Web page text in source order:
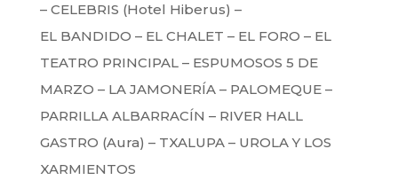
– CELEBRIS (Hotel Hiberus) –
EL BANDIDO – EL CHALET – EL FORO – EL
TEATRO PRINCIPAL – ESPUMOSOS 5 DE
MARZO – LA JAMONERÍA – PALOMEQUE –
PARRILLA ALBARRACÍN – RIVER HALL
GASTRO (Aura) – TXALUPA – UROLA Y LOS
XARMIENTOS